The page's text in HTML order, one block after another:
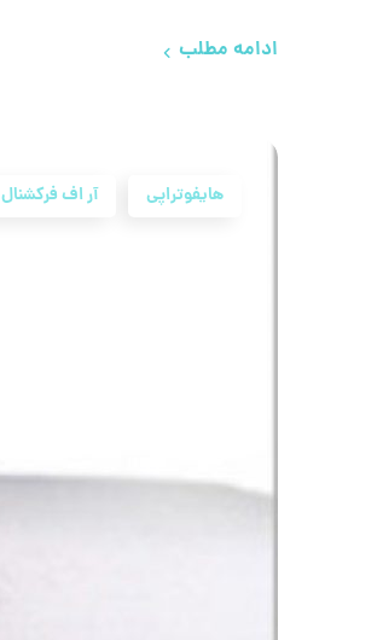
ادامه مطلب
هایفوتراپی آر اف فرکشنال